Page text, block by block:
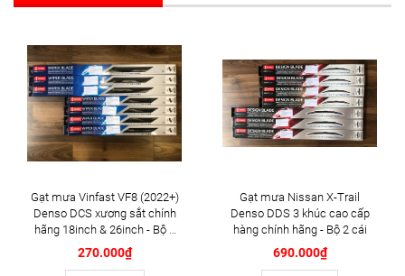
Gạt mưa Vinfast VF8 (2022+)
Denso DCS xương sắt chính
hãng 18inch & 26inch - Bộ 2
cái
270.000₫
Gạt mưa Nissan X-Trail
Denso DDS 3 khúc cao cấp
hàng chính hãng - Bộ 2 cái
690.000₫